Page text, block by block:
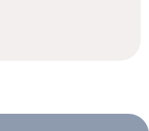
Incendies en Seine et Marne
: 18 au 20 Septembre -